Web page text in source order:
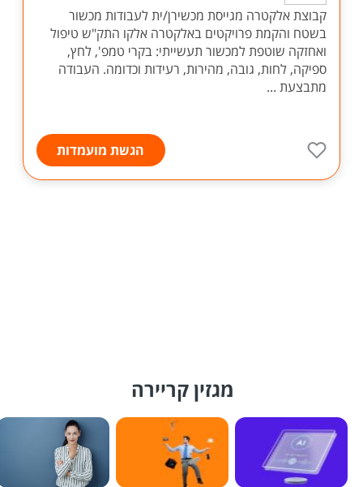
קבוצת אלקטרה מגייסת מכשירן/ית לעבודות מכשור
בשטח והקמת פרויקטים באלקטרה אלקו התק"ש טיפול
ואחזקה שוטפת למכשור תעשייתי: בקרי טמפ', לחץ,
ספיקה, לחות, גובה, מהירות, רעידות וכדומה. העבודה
מתבצעת ...
הגשת מועמדות
מגזין קריירה